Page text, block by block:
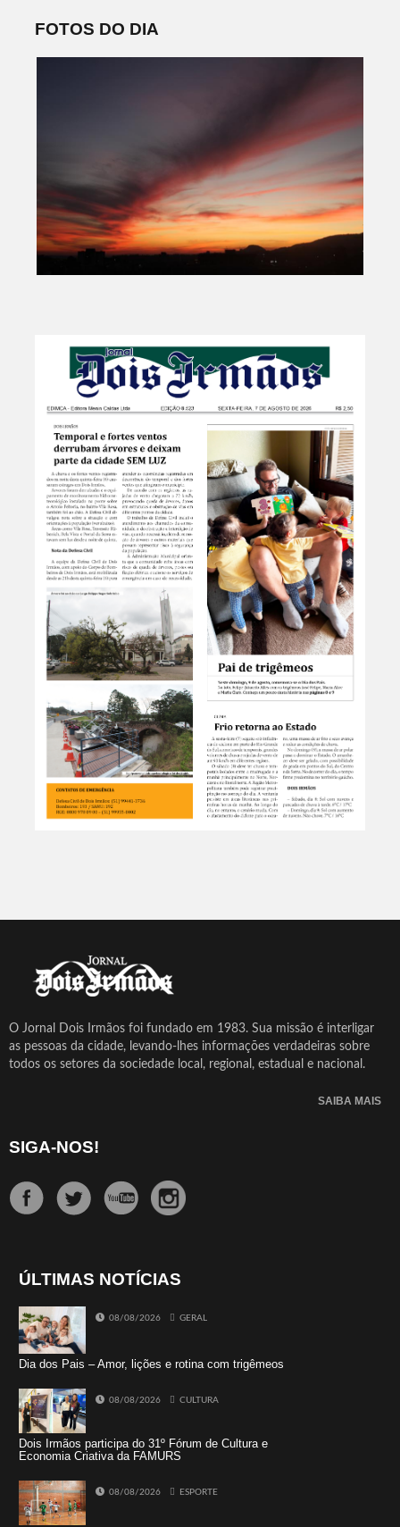
FOTOS DO DIA
O Jornal Dois Irmãos foi fundado em 1983. Sua missão é interligar
as pessoas da cidade, levando-lhes informações verdadeiras sobre
todos os setores da sociedade local, regional, estadual e nacional.
SAIBA MAIS
SIGA-NOS!
ÚLTIMAS NOTÍCIAS
08/08/2026 GERAL
Dia dos Pais – Amor, lições e rotina com trigêmeos
08/08/2026 CULTURA
Dois Irmãos participa do 31º Fórum de Cultura e
Economia Criativa da FAMURS
08/08/2026 ESPORTE